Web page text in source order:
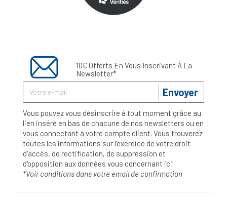
10€ Offerts En Vous Inscrivant À La
Newsletter*
Envoyer
Vous pouvez vous désinscrire à tout moment grâce au
lien inséré en bas de chacune de nos newsletters ou en
vous connectant à votre compte client. Vous trouverez
toutes les informations sur l’exercice de votre droit
d'accès, de rectification, de suppression et
d'opposition aux données vous concernant ici
*Voir conditions dans votre email de confirmation